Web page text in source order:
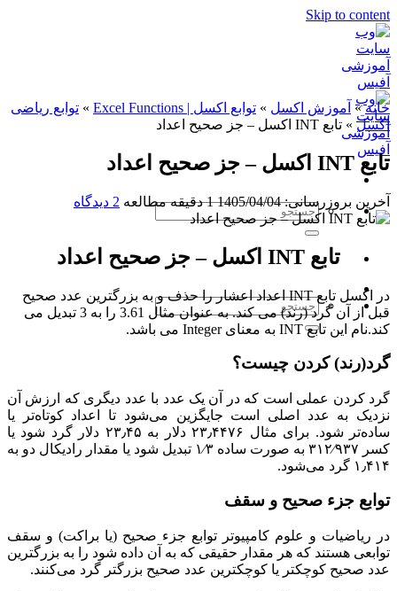
Skip to content
خانه» آموزش اکسل » توابع اکسل | Excel Functions » توابع ریاضی
اکسل » تابع INT اکسل – جز صحیح اعداد
تابع INT اکسل – جز صحیح اعداد
آخرین بروزرسانی: 1405/04/04 1 دقیقه مطالعه 2 دیدگاه
تابع INT اکسل – جز صحیح اعداد
در اکسل تابع INT اعداد اعشار را حذف و به بزرگترین عدد صحیح
قبل از آن گرد (رند) می کند. به عنوان مثال 3.61 را به 3 تبدیل می
کند.نام این تابع INT به معنای Integer می باشد.
گرد(رند) کردن چیست؟
گرد کردن عملی است که در آن یک عدد با عدد دیگری که ارزش آن
نزدیک به عدد اصلی است جایگزین می‌شود تا اعداد کوتاه‌تر یا
ساده‌تر شود. برای مثال ۲۳٫۴۴۷۶ دلار به ۲۳٫۴۵ دلار گرد شود یا
کسر ۳۱۲⁄۹۳۷ به صورت ساده ۱⁄۳ تبدیل شود یا مقدار رادیکال دو به
۱٫۴۱۴ گرد می‌شود.
توابع جزء صحیح و سقف
در ریاضیات و علوم کامپیوتر توابع جزء صحیح (یا براکت) و سقف
توابعی هستند که هر مقدار حقیقی که به آن داده شود را به بزرگترین
عدد صحیح کوچکتر یا کوچکترین عدد صحیح بزرگتر گرد می‌کنند.